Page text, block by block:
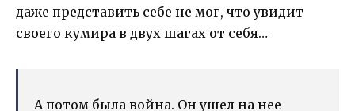
даже представить себе не мог, что увидит
своего кумира в двух шагах от себя…
А потом была война. Он ушел на нее